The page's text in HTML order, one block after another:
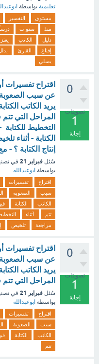
تعليمية بواسطة
مستوى التفسير
منذ
سنوات
دليل
الكاتب يعتز
إقناع
القارئ
يسلي
0
تصويتات
1
إجابة
اقتراح تفسيرات
عن سبب الصعوبة
يريد الكاتب
المراحل التي
التخطيط للكتابة
الكتابة - أثناء
إنتاج الكتابة ؟ -
سُئل فبراير 21 في
بواسطة ابوعبدالله
اقتراح تفسيرات
سبب
الصعوبة
الكاتب
الكتابة
تتم
أثناء
مراجعة
تلخيص
0
تصويتات
1
إجابة
اقتراح تفسيرات
عن سبب الصعوبة
يريد الكاتب
المراحل التي
سُئل فبراير 21 في
بواسطة ابوعبدالله
اقتراح تفسيرات
سبب
الصعوبة
الكاتب
الكتابة
تتم